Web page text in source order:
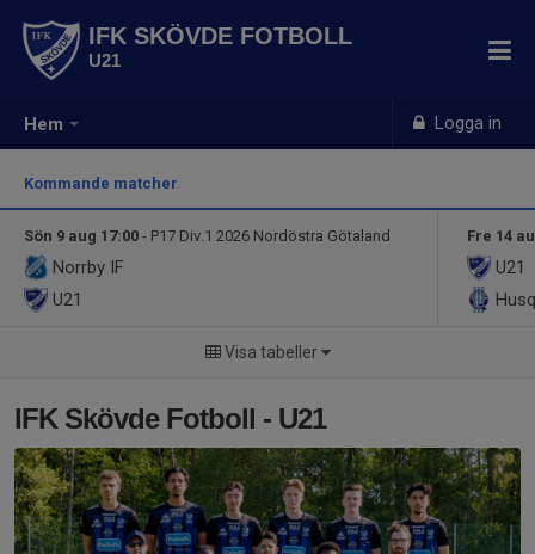
Hem Logga in
IFK SKÖVDE FOTBOLL
U21
Kommande matcher
Sön 9 aug 17:00 - P17 Div.1 2026 Nordöstra Götaland
Norrby IF
U21
Fre 14
U21
Visa tabeller
IFK Skövde Fotboll - U21